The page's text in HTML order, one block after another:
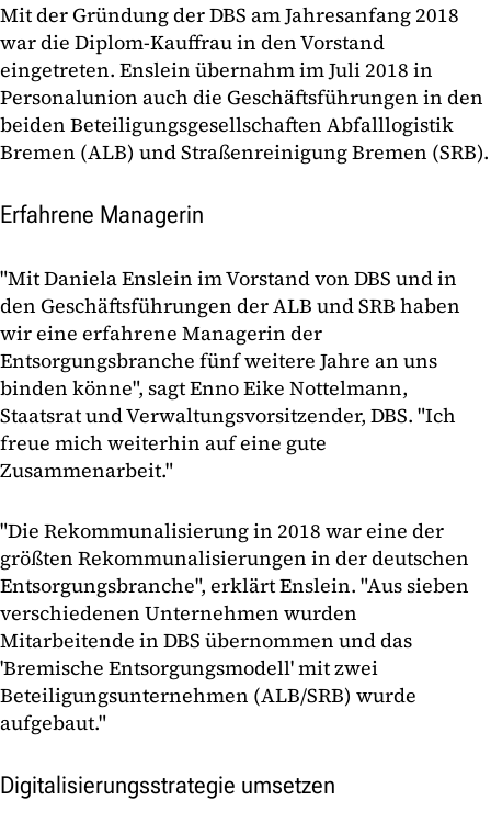
Mit der Gründung der DBS am Jahresanfang 2018
war die Diplom-Kauffrau in den Vorstand
eingetreten. Enslein übernahm im Juli 2018 in
Personalunion auch die Geschäftsführungen in den
beiden Beteiligungsgesellschaften Abfalllogistik
Bremen (ALB) und Straßenreinigung Bremen (SRB).
Erfahrene Managerin
"Mit Daniela Enslein im Vorstand von DBS und in
den Geschäftsführungen der ALB und SRB haben
wir eine erfahrene Managerin der
Entsorgungsbranche fünf weitere Jahre an uns
binden könne", sagt Enno Eike Nottelmann,
Staatsrat und Verwaltungsvorsitzender, DBS. "Ich
freue mich weiterhin auf eine gute
Zusammenarbeit."
"Die Rekommunalisierung in 2018 war eine der
größten Rekommunalisierungen in der deutschen
Entsorgungsbranche", erklärt Enslein. "Aus sieben
verschiedenen Unternehmen wurden
Mitarbeitende in DBS übernommen und das
'Bremische Entsorgungsmodell' mit zwei
Beteiligungsunternehmen (ALB/SRB) wurde
aufgebaut."
Digitalisierungsstrategie umsetzen